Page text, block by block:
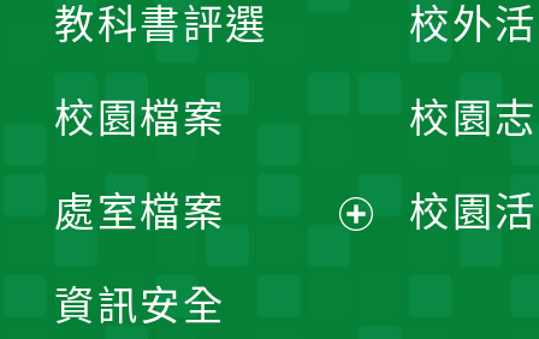
單
教科書評選
校園檔案
處室檔案
資訊安全
校外
校園
校園